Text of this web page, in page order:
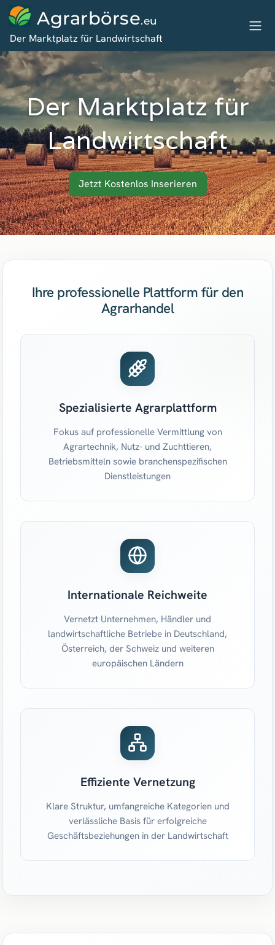
Agrarbörse.eu
Der Marktplatz für Landwirtschaft
Der Marktplatz für
Landwirtschaft
Jetzt Kostenlos Inserieren
Ihre professionelle Plattform für den
Agrarhandel
Spezialisierte Agrarplattform
Fokus auf professionelle Vermittlung von
Agrartechnik, Nutz- und Zuchttieren,
Betriebsmitteln sowie branchenspezifischen
Dienstleistungen
Internationale Reichweite
Vernetzt Unternehmen, Händler und
landwirtschaftliche Betriebe in Deutschland,
Österreich, der Schweiz und weiteren
europäischen Ländern
Effiziente Vernetzung
Klare Struktur, umfangreiche Kategorien und
verlässliche Basis für erfolgreiche
Geschäftsbeziehungen in der Landwirtschaft